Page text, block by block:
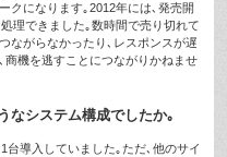
クになります｡2012年には､発売開
理できました｡数時間で売り切れて
ながらなかったり､レスポンスが遅
機を逃すことにつながりかねませ
システム構成でしたか｡
台導入していました｡ただ､他のサイ